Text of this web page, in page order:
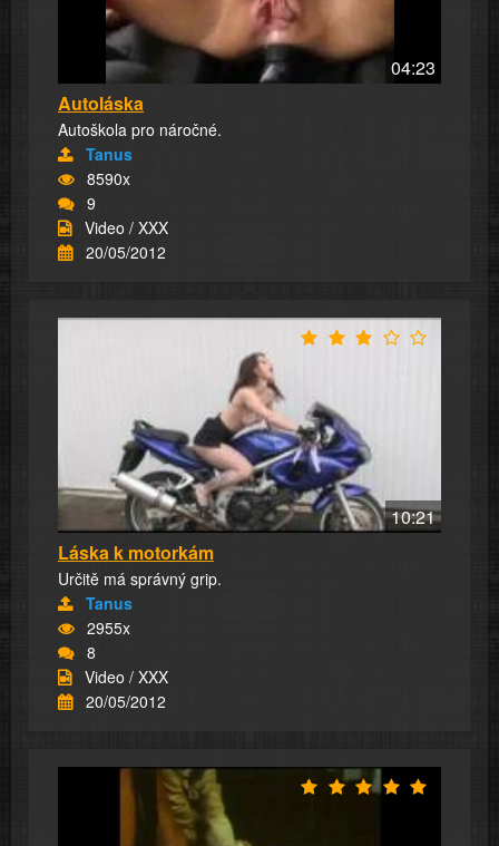
04:23
Autoláska
Autoškola pro náročné.
Tanus
8590x
9
Video / XXX
20/05/2012
10:21
Láska k motorkám
Určitě má správný grip.
Tanus
2955x
8
Video / XXX
20/05/2012